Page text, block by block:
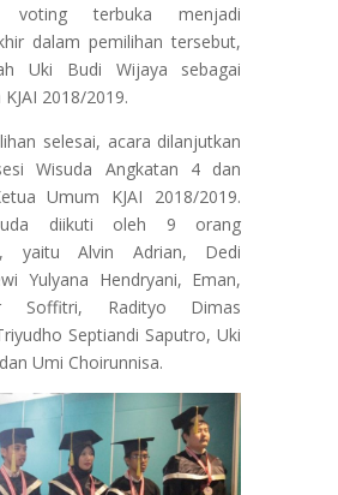
voting terbuka menjadi
dalam pemilihan tersebut,
Uki Budi Wijaya sebagai
2018/2019.
selesai, acara dilanjutkan
Wisuda Angkatan 4 dan
Umum KJAI 2018/2019.
diikuti oleh 9 orang
yaitu Alvin Adrian, Dedi
Yulyana Hendryani, Eman,
Soffitri, Radityo Dimas
Septiandi Saputro, Uki
Umi Choirunnisa.